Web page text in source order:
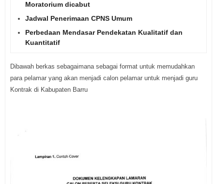
Moratorium dicabut
Jadwal Penerimaan CPNS Umum
Perbedaan Mendasar Pendekatan Kualitatif dan
Kuantitatif
Dibawah berkas sebagaimana sebagai format untuk memudahkan
para pelamar yang akan menjadi calon pelamar untuk menjadi guru
Kontrak di Kabupaten Barru